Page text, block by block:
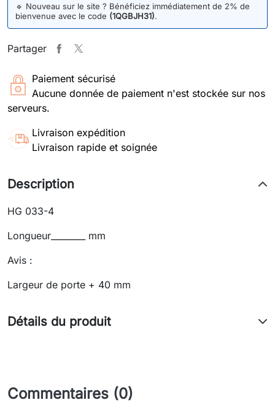
🔹 Nouveau sur le site ? Bénéficiez immédiatement de 2% de
bienvenue avec le code (1QGBJH31).
Partager
Paiement sécurisé
Aucune donnée de paiement n'est stockée sur nos
serveurs.
Livraison expédition
Livraison rapide et soignée
Description
HG 033-4
Longueur________ mm
Avis :
Largeur de porte + 40 mm
Détails du produit
Commentaires (0)